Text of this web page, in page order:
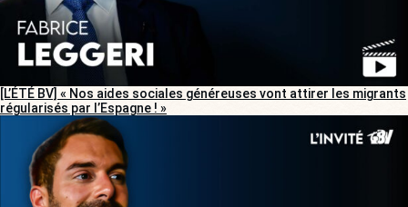
[L’ÉTÉ BV] « Nos aides sociales généreuses vont attirer les migrants
régularisés par l’Espagne ! »